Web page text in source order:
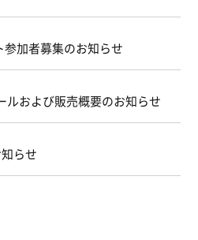
加者募集のお知らせ
ルおよび販売概要のお知らせ
らせ